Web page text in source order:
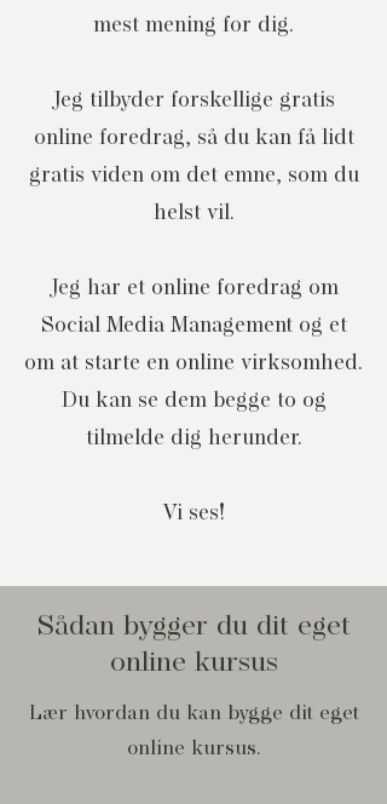
mest mening for dig.
Jeg tilbyder forskellige gratis
online foredrag, så du kan få lidt
gratis viden om det emne, som du
helst vil.
Jeg har et online foredrag om
Social Media Management og et
om at starte en online virksomhed.
Du kan se dem begge to og
tilmelde dig herunder.
Vi ses!
Sådan bygger du dit eget
online kursus
Lær hvordan du kan bygge dit eget
online kursus.